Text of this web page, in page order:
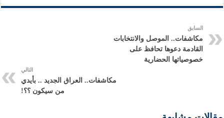
السابق
مكاشفات.. الموصل والانتخابات
القادمة دعوها تحافظ على
خصوصياتها الحضارية
التالي
مكاشفات.. العراق الجديد .. بأيدي
من سيكون ؟؟!